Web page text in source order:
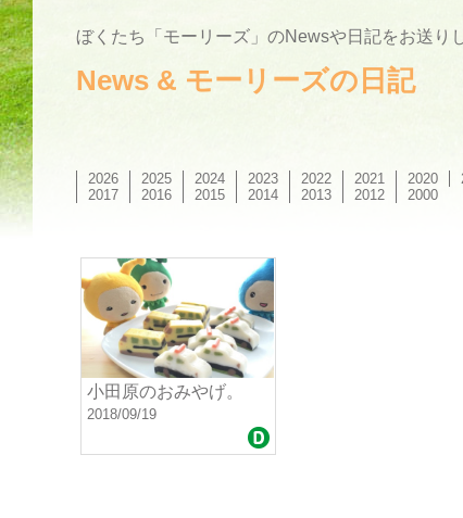
ぼくたち「モーリーズ」のNewsや日記をお送り
News & モーリーズの日記
2026 2025 2024 2023 2022 2021 2020
2017
2016 2015 2014 2013 2012 2000
小田原のおみやげ。
2018/09/19